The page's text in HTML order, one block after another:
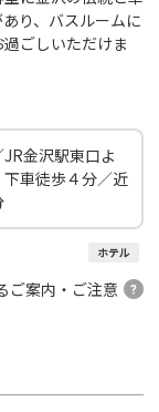
り、バスルームに
ごしいただけま
金沢駅東口よ
車徒歩４分／近
ホテル
ご案内・ご注意